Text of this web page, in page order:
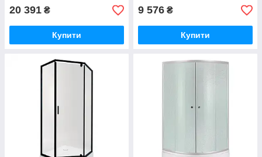
20 391 ₴
Купити
9 576 ₴
Купити